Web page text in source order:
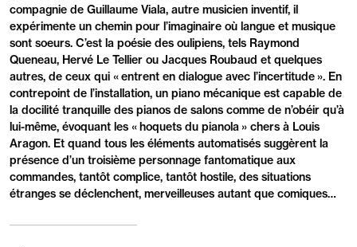
compagnie de Guillaume Viala, autre musicien inventif, il
expérimente un chemin pour l’imaginaire où langue et musique
sont soeurs. C’est la poésie des oulipiens, tels Raymond
Queneau, Hervé Le Tellier ou Jacques Roubaud et quelques
autres, de ceux qui « entrent en dialogue avec l’incertitude ». En
contrepoint de l’installation, un piano mécanique est capable de
la docilité tranquille des pianos de salons comme de n’obéir qu’à
lui-même, évoquant les « hoquets du pianola » chers à Louis
Aragon. Et quand tous les éléments automatisés suggèrent la
présence d’un troisième personnage fantomatique aux
commandes, tantôt complice, tantôt hostile, des situations
étranges se déclenchent, merveilleuses autant que comiques…